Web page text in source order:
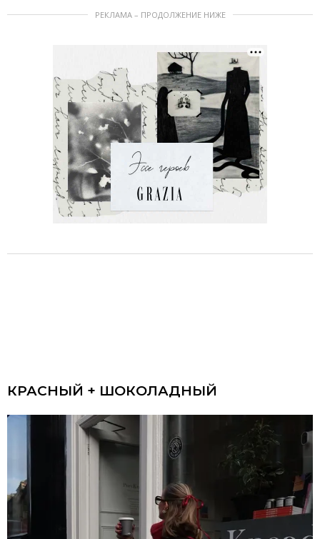
РЕКЛАМА – ПРОДОЛЖЕНИЕ НИЖЕ
КРАСНЫЙ + ШОКОЛАДНЫЙ